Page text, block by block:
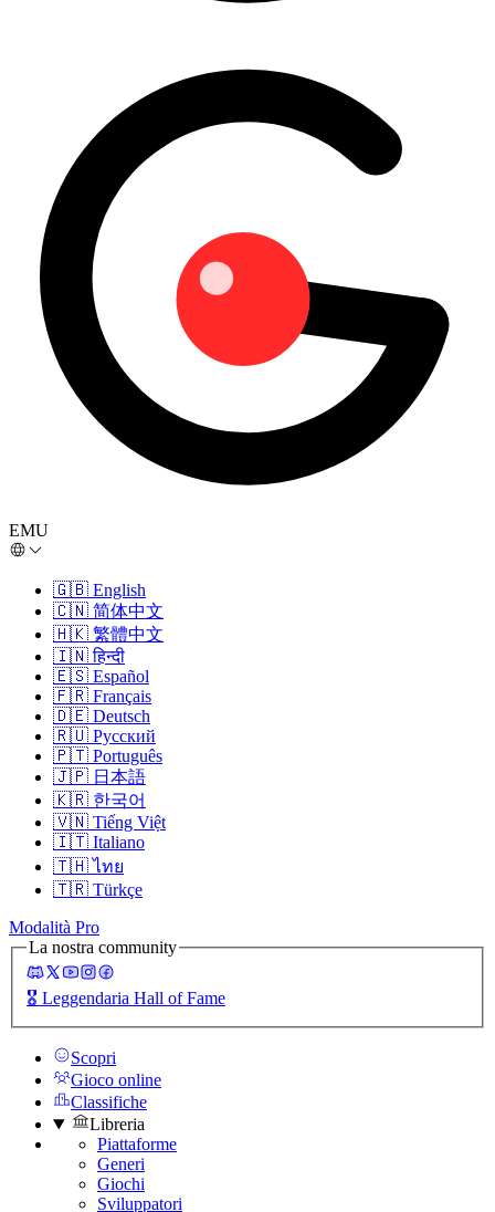
EMU
🇬🇧 English
🇨🇳 简体中文
🇭🇰 繁體中文
🇮🇳 हिन्दी
🇪🇸 Español
🇫🇷 Français
🇩🇪 Deutsch
🇷🇺 Русский
🇵🇹 Português
🇯🇵 日本語
🇰🇷 한국어
🇻🇳 Tiếng Việt
🇮🇹 Italiano
🇹🇭 ไทย
🇹🇷 Türkçe
Modalità Pro
La nostra community
🎖️ Leggendaria Hall of Fame
Scopri
Gioco online
Classifiche
Libreria
Piattaforme
Generi
Giochi
Sviluppatori